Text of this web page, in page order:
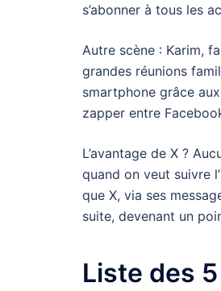
s’abonner à tous les
Autre scène : Karim,
grandes réunions
smartphone grâce
zapper entre
L’avantage de X ?
quand on veut suivre
que X, via ses
suite, devenant un
Liste des